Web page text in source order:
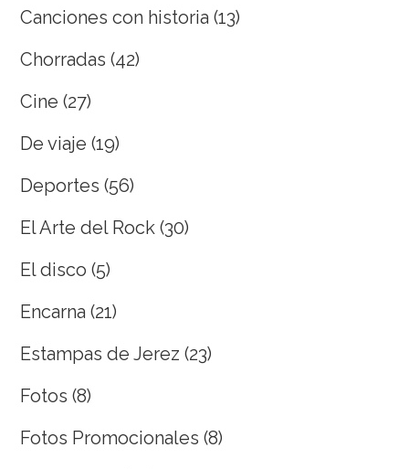
Canciones con historia (13)
Chorradas (42)
Cine (27)
De viaje (19)
Deportes (56)
El Arte del Rock (30)
El disco (5)
Encarna (21)
Estampas de Jerez (23)
Fotos (8)
Fotos Promocionales (8)